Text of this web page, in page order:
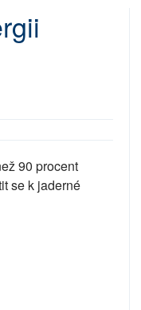
90 procent
se k jaderné